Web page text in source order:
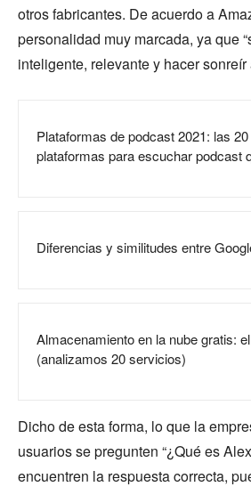
otros fabricantes. De acuerdo a
personalidad muy marcada, ya que
inteligente, relevante y hacer sonreír
Plataformas de podcast 2021: las
plataformas para escuchar podcast
Diferencias y similitudes entre
Almacenamiento en la nube gratis:
(analizamos 20 servicios)
Dicho de esta forma, lo que la
usuarios se pregunten “¿Qué es
encuentren la respuesta correcta,